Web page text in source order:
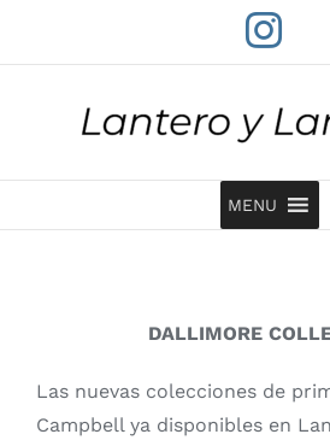
MENU
DALLIMORE
Las nuevas colecciones de
Campbell ya disponibles en